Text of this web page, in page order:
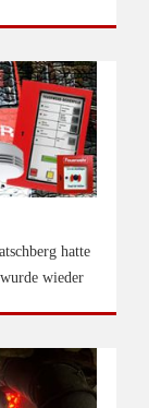
hatte
wieder